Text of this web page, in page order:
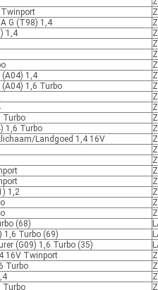
Twinport
G (T98) 1,4
1,4
(A04) 1,4
(A04) 1,6 Turbo
Turbo
1,6 Turbo
Landgoed 1,4 16V
1,2
(68)
1,6 Turbo (69)
(G09) 1,6 Turbo (35)
16V Twinport
Turbo
Turbo